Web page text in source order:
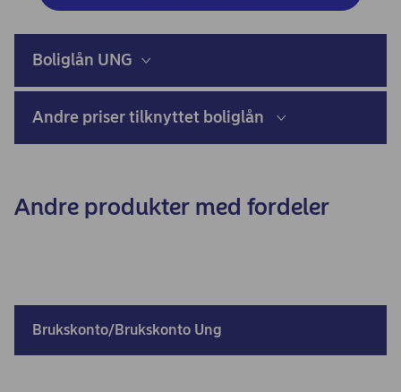
Boliglån UNG
Andre priser tilknyttet boliglån
Andre produkter med fordeler
Brukskonto/Brukskonto Ung